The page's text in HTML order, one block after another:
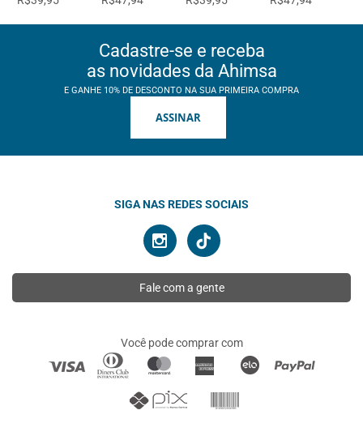
Cadastre-se e receba
as novidades da Ahimsa
E GANHE 10% DE DESCONTO NA SUA PRIMEIRA COMPRA
ASSINAR
SIGA NAS REDES SOCIAIS
Fale com a gente
Você pode comprar com